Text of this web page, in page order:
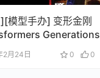
模型手办] 变形金刚
Generations
2月24日 0 0